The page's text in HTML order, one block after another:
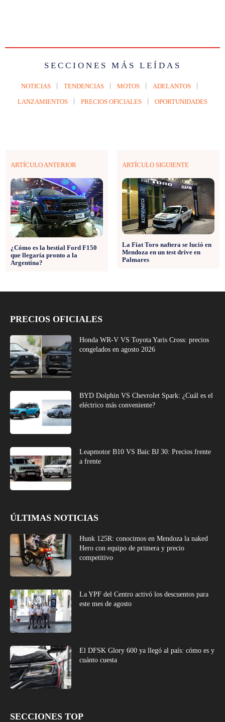
SECCIONES MÁS LEÍDAS
NOTICIAS TENDENCIAS MOTOS ADELANTOS
LANZAMIENTOS PRECIOS OFICIALES OPORTUNIDADES
ARTÍCULO ANTERIOR
¿Cómo es la bestial Ford F150
que llegaría pronto a la
Argentina?
ARTÍCULO SIGUIENTE
La Fiat Toro naftera se lució en
Mendoza en un test drive en
Palmares
PRECIOS OFICIALES
Honda WR-V VS Toyota Yaris Cross: precios
congelados en agosto 2026
BYD Dolphin VS Chevrolet Spark: ¿Cuál es el
eléctrico más conveniente?
Leapmotor B10 VS Baic BJ 30: Precios frente
a frente
ÚLTIMAS NOTICIAS
Hunk 125R: conocimos en Mendoza la naked
Hero con equipo de primera y precio
competitivo
La YPF del Centro activó los descuentos para
este mes de agosto
El DFSK Glory 600 ya llegó al país: cómo es y
cuánto cuesta
SECCIONES TOP